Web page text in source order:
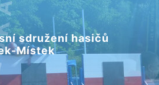
sdružení hasičů
Místek